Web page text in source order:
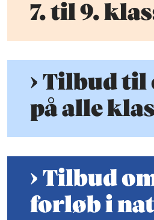
7. til 9.
Tilbud til
på alle
Tilbud
forløb i